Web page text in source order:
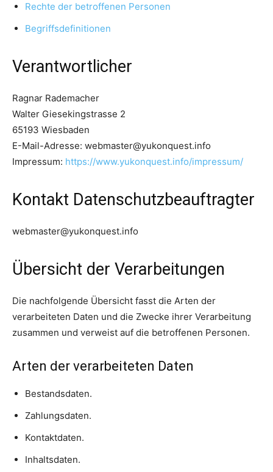
Rechte der betroffenen Personen
Begriffsdefinitionen
Verantwortlicher
Ragnar Rademacher
Walter Giesekingstrasse 2
65193 Wiesbaden
E-Mail-Adresse: webmaster@yukonquest.info
Impressum: https://www.yukonquest.info/impressum/
Kontakt Datenschutzbeauftragter
webmaster@yukonquest.info
Übersicht der Verarbeitungen
Die nachfolgende Übersicht fasst die Arten der
verarbeiteten Daten und die Zwecke ihrer Verarbeitung
zusammen und verweist auf die betroffenen Personen.
Arten der verarbeiteten Daten
Bestandsdaten.
Zahlungsdaten.
Kontaktdaten.
Inhaltsdaten.